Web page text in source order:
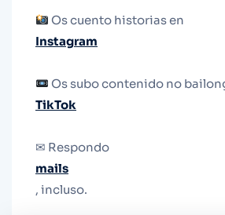
Os cuento historias en
Instagram
Os subo contenido no
TikTok
✉ Respondo
mails
, incluso.